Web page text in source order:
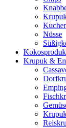
Nüsse
Krupuk &